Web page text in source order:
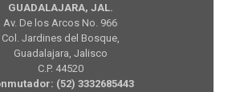
GUADALAJARA, JAL.
Av. De los Arcos No. 966
Col. Jardines del Bosque,
Guadalajara, Jalisco
C.P. 44520
(52) 3332685443